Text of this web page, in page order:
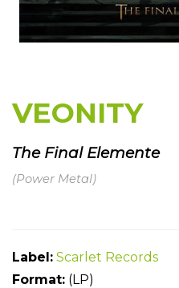
VEONITY
The Final Elemente
(Power Metal)
Label: Scarlet Records
Format: (LP)